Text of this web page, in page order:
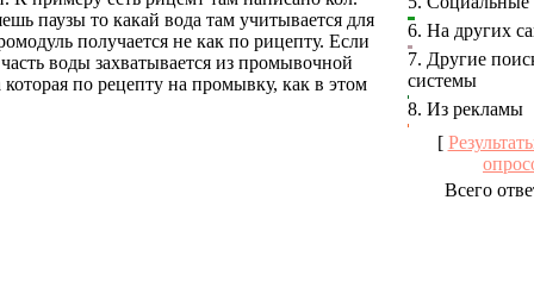
паузы то какай вода там учитывается для
получается не как по рицепту. Если
воды захватывается из промывочной
по рецепту на промывку, как в этом
6. На других
7. Другие
системы
8. Из рекламы
[
Всего